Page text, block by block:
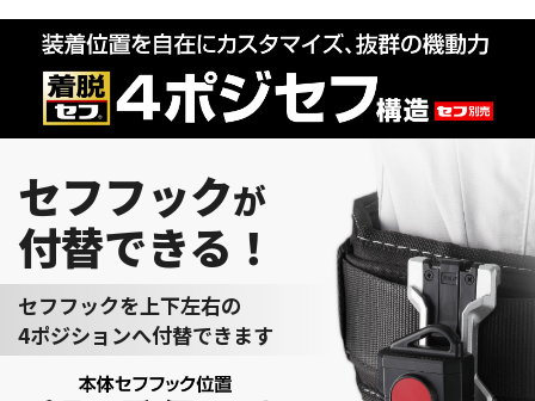
セフフックが
付替できる！
セフフックを上下左右の
4ポジションへ付替できます